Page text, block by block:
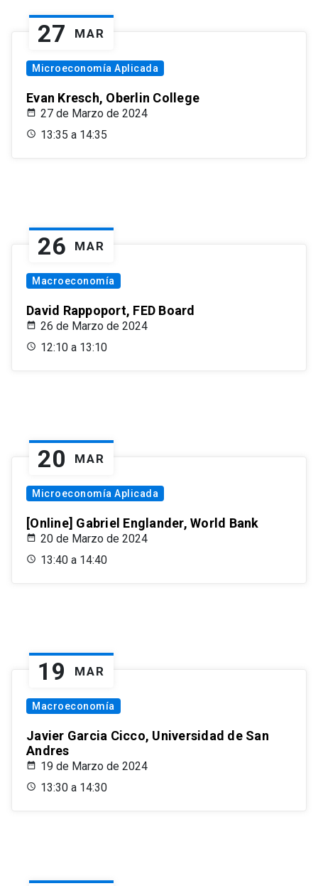
27 MAR
Microeconomía Aplicada
Evan Kresch, Oberlin College
27 de Marzo de 2024
13:35 a 14:35
26 MAR
Macroeconomía
David Rappoport, FED Board
26 de Marzo de 2024
12:10 a 13:10
20 MAR
Microeconomía Aplicada
[Online] Gabriel Englander, World Bank
20 de Marzo de 2024
13:40 a 14:40
19 MAR
Macroeconomía
Javier Garcia Cicco, Universidad de San
Andres
19 de Marzo de 2024
13:30 a 14:30